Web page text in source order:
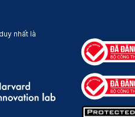
nhất là